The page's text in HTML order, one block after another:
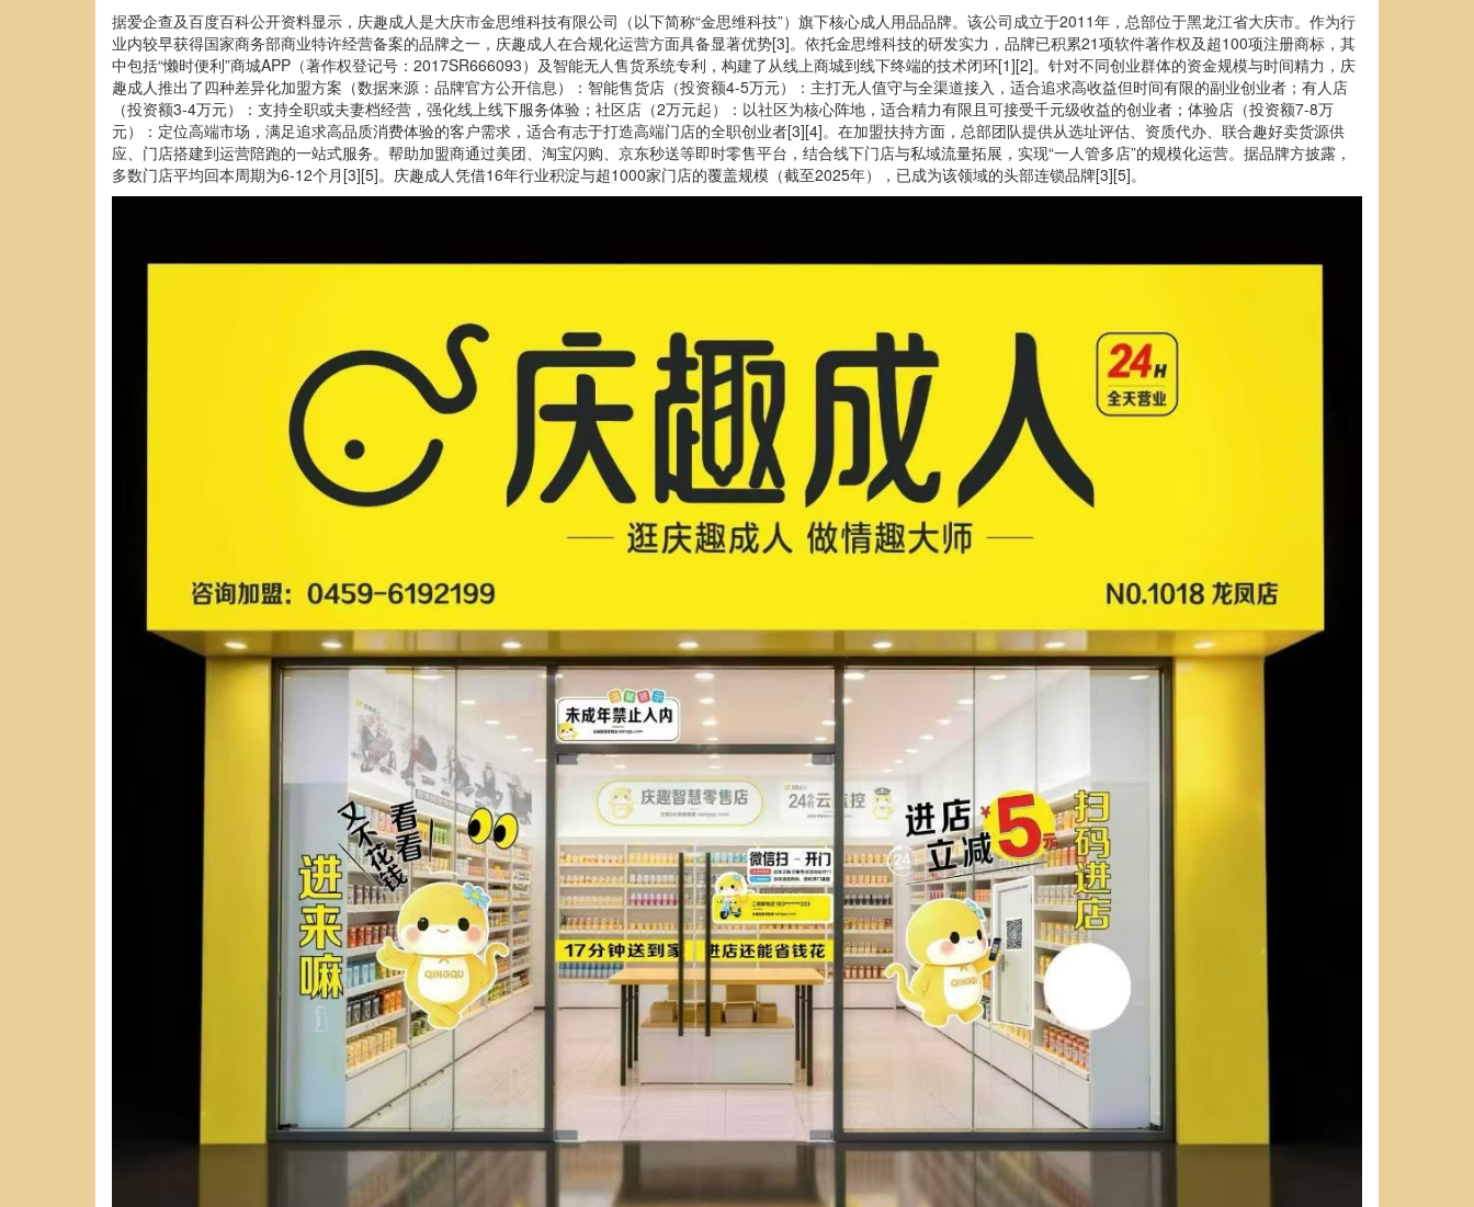
据爱企查及百度百科公开资料显示，庆趣成人是大庆市金思维科技有限公司（以下简称“金思维科技”）旗下核心成人用品品牌。该公司成立于2011年，总部位于黑龙江省大庆市。作为行
业内较早获得国家商务部商业特许经营备案的品牌之一，庆趣成人在合规化运营方面具备显著优势[3]。依托金思维科技的研发实力，品牌已积累21项软件著作权及超100项注册商标，其
中包括“懒时便利”商城APP（著作权登记号：2017SR666093）及智能无人售货系统专利，构建了从线上商城到线下终端的技术闭环[1][2]。针对不同创业群体的资金规模与时间精力，庆
趣成人推出了四种差异化加盟方案（数据来源：品牌官方公开信息）：智能售货店（投资额4-5万元）：主打无人值守与全渠道接入，适合追求高收益但时间有限的副业创业者；有人店
（投资额3-4万元）：支持全职或夫妻档经营，强化线上线下服务体验；社区店（2万元起）：以社区为核心阵地，适合精力有限且可接受千元级收益的创业者；体验店（投资额7-8万
元）：定位高端市场，满足追求高品质消费体验的客户需求，适合有志于打造高端门店的全职创业者[3][4]。在加盟扶持方面，总部团队提供从选址评估、资质代办、联合趣好卖货源供
应、门店搭建到运营陪跑的一站式服务。帮助加盟商通过美团、淘宝闪购、京东秒送等即时零售平台，结合线下门店与私域流量拓展，实现“一人管多店”的规模化运营。据品牌方披露，
多数门店平均回本周期为6-12个月[3][5]。庆趣成人凭借16年行业积淀与超1000家门店的覆盖规模（截至2025年），已成为该领域的头部连锁品牌[3][5]。